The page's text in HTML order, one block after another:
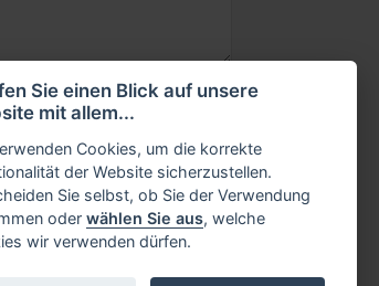
der Verwendung Ihrer
Sie einen Blick auf unsere
mit allem...
Cookies, um die korrekte
der Website sicherzustellen.
Sie selbst, ob Sie der Verwendung
oder wählen Sie aus, welche
wir verwenden dürfen.